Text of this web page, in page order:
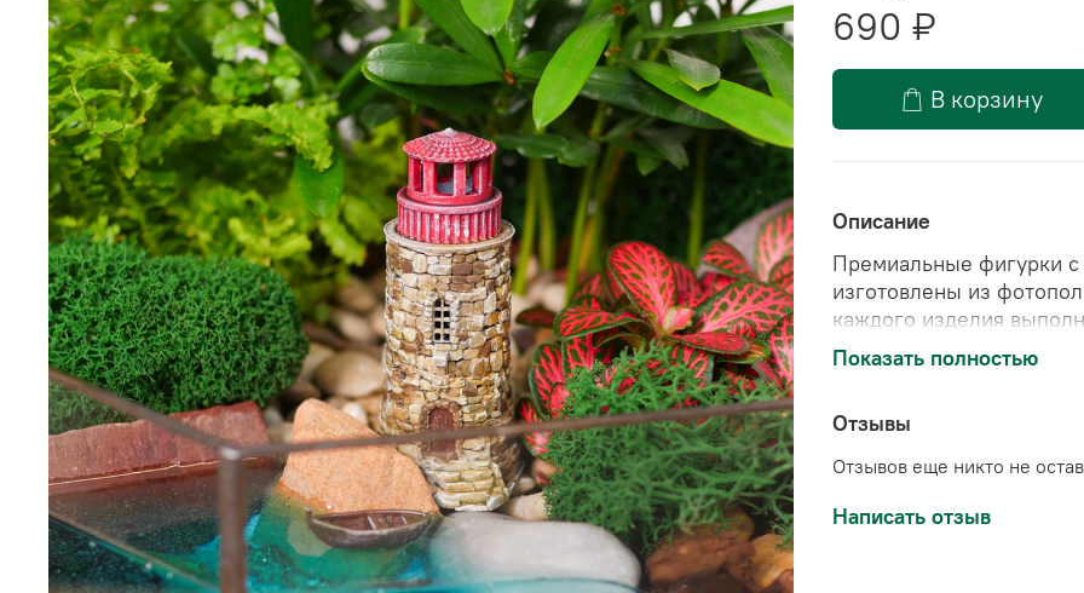
690 ₽
В корзину
Описание
Премиальные фигурки
изготовлены из
каждого изделия
влажной среде все
для оформления
Держите фигурку
Показать полностью
Отзывы
Отзывов еще никто не
Написать отзыв